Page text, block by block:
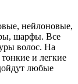
нейлоновые,
шарфы. Все
волос. На
и легкие
любые